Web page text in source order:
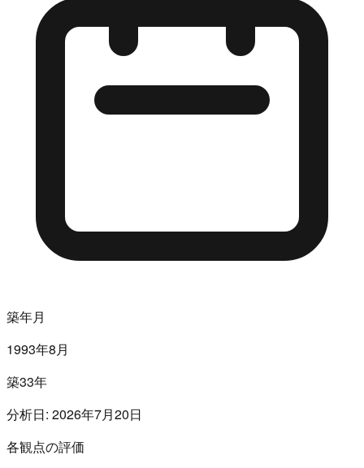
築年月
1993年8月
築33年
分析日: 2026年7月20日
各観点の評価